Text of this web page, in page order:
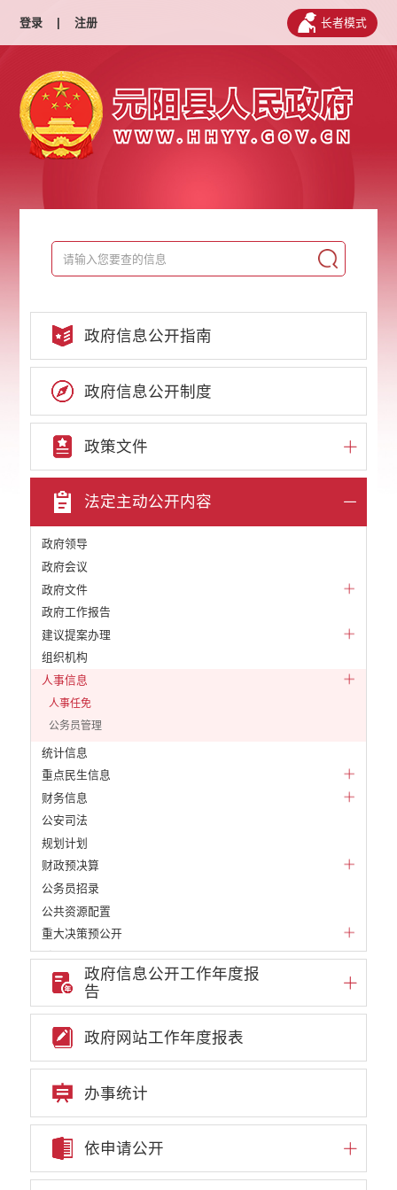
登录 | 注册 长者模式
政府信息公开指南
政府信息公开制度
政策文件
法定主动公开内容
政府领导
政府会议
政府文件
政府工作报告
建议提案办理
组织机构
人事信息
人事任免
公务员管理
统计信息
重点民生信息
财务信息
公安司法
规划计划
财政预决算
公务员招录
公共资源配置
重大决策预公开
重大决策听证事项
权责清单
行政事项
部门信息公开基本目录
重大项目
重点领域责任部门信息公开
政府信息公开工作年度报
告
政府网站工作年度报表
办事统计
依申请公开